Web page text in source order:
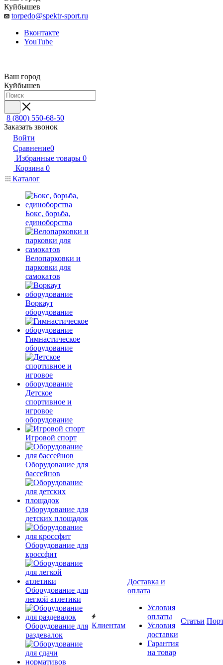
Куйбышев
torpedo@spektr-sport.ru
Вконтакте
YouTube
Ваш город
Куйбышев
8 (800) 550-68-50
Заказать звонок
Войти
Сравнение0
Избранные товары 0
Корзина 0
Каталог
Бокс, борьба,
единоборства
Велопарковки и
парковки для
самокатов
Воркаут
оборудование
Гимнастическое
оборудование
Детское
спортивное и
игровое
оборудование
Игровой спорт
Оборудование для
бассейнов
Оборудование для
детских площадок
Оборудование для
кроссфит
Оборудование для
легкой атлетики
Оборудование для
раздевалок
Клиентам
Доставка и
оплата
Условия
оплаты
Условия
доставки
Гарантия
на товар
Статьи